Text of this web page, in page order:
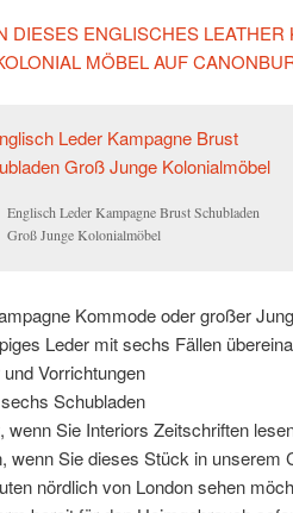
DIESES ENGLISCHES LEATHER
MÖBEL AUF
Englisch Leder Kampagne Brust Schubladen
Groß Junge Kolonialmöbel
Kommode oder großer
Leder mit sechs Fällen
Vorrichtungen
Schubladen
Sie Interiors Zeitschriften
wenn Sie dieses Stück in unserem
nördlich von London sehen